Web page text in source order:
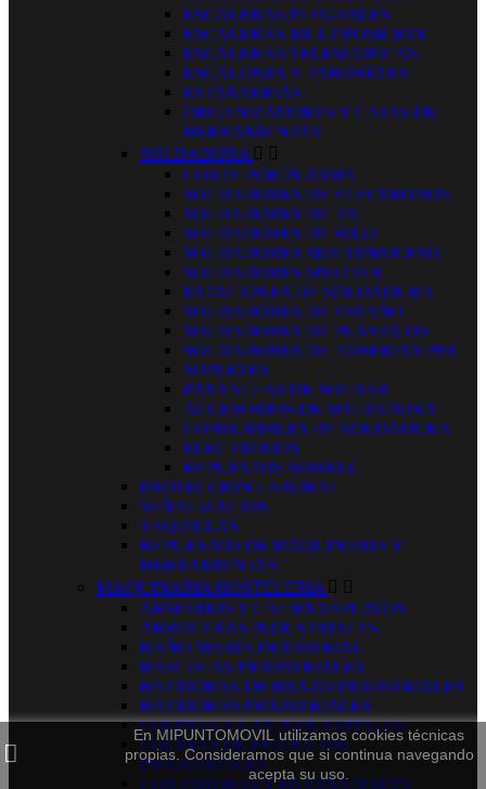
En MIPUNTOMOVIL utilizamos cookies técnicas
propias. Consideramos que si continua navegando
acepta su uso.
ESCALERAS PLEGABLES
ESCALERAS MULTIPOSICION
ESCALERAS TELESCOPICAS
ESCALONES Y TABURETES
ESTANTERIAS
ORGANIZADORES Y CAJAS DE
HERRAMIENTAS
SOLDADURA  
CORTE POR PLASMA
SOLDADORES DE ELECTRODOS
SOLDADORES DE TIG
SOLDADORES DE HILO
SOLDADORES MULTIPROCESO
SOLDADORES SPOTTER
ESTACIONES DE SOLDADURA
SOLDADORES DE ESTAÑO
SOLDADORES DE PLASTICOS
SOLDADORES DE TUBERIAS PPR
SOPLETES
PANTALLAS DE SOLDAR
ACCESORIOS DE SOLDADURA
CONSUMIBLES DE SOLDADURA
ELECTRODOS
REPUESTOS SOWELL
PROTECCION LABORAL
SEÑALIZACION
TAQUILLAS
REPUESTOS DE MAQUINARIA Y
HERRAMIENTAS
MAQUINARIA HOSTELERIA  
ARMARIOS Y CALIENTAPLATOS
ARROCERAS INDUSTRIALES
BAÑO MARIA INDUSTRIAL
BASCULAS INDUSTRIALES
BATIDORAS DE BRAZO INDUSTRIALES
BATIDORAS INDUSTRIALES
COCINAS A GAS INDUSTRIALES
COCINAS DE INDUCCION
INDUSTRIALES
CORTADORAS Y ENVASADORAS